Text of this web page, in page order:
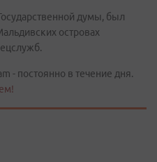
думы, был
островах
- постоянно в течение дня.